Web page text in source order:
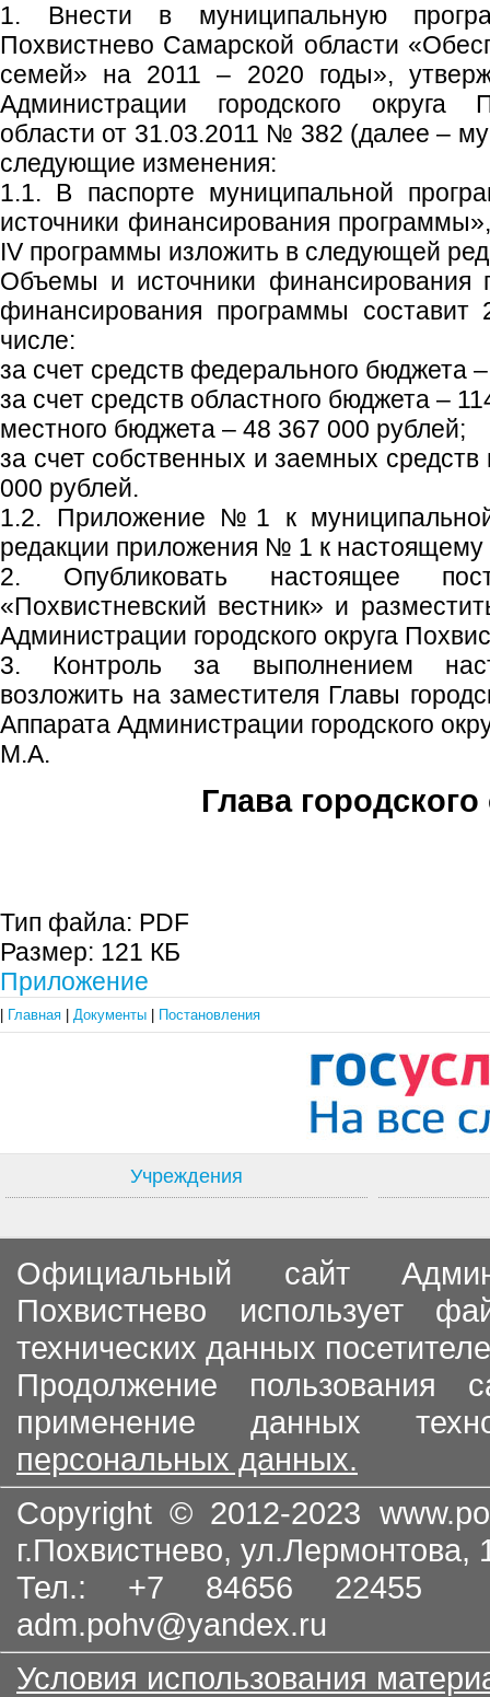
1. Внести в муниципальную
Похвистнево Самарской области
семей» на 2011 – 2020 годы»,
Администрации городского округа
области от 31.03.2011 № 382 (далее –
следующие изменения:
1.1. В паспорте муниципальной
источники финансирования
IV программы изложить в следующей
Объемы и источники
финансирования программы
числе:
за счет средств федерального бюджета
за счет средств областного бюджета –
местного бюджета – 48 367 000 рублей;
за счет собственных и заемных
000 рублей.
1.2. Приложение №1 к
редакции приложения № 1 к настоящему
2. Опубликовать настоящее
«Похвистневский вестник» и
Администрации городского округа
3. Контроль за выполнением
возложить на заместителя Главы
Аппарата Администрации городского
М.А.
Глава городского
Тип файла: PDF
Размер: 121 КБ
Приложение
Главная Документы Постановления
Учреждения
Официальный сайт
Похвистнево использует
технических данных
Продолжение пользования
применение данных
персональных данных.
Copyright © 2012-2023
г.Похвистнево, ул.Лермонтова,
Тел.: +7 84656
adm.pohv@yandex.ru
Условия использования